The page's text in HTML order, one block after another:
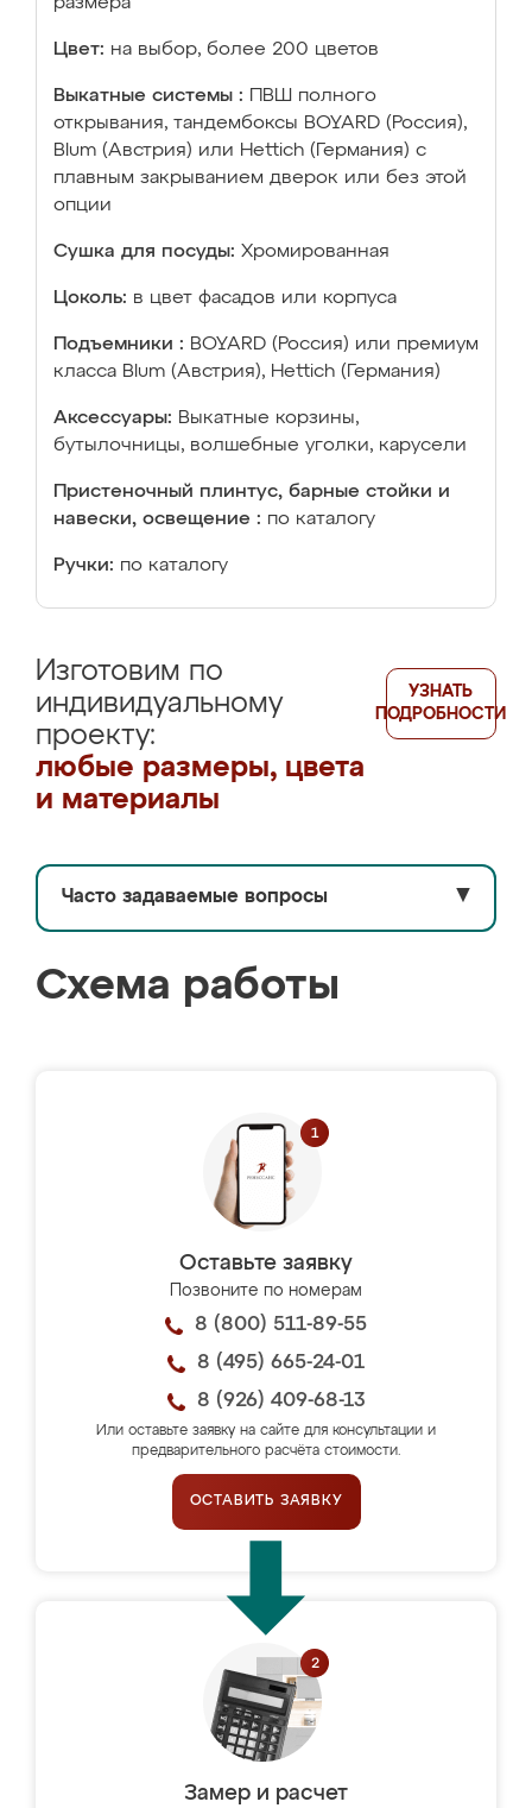
Цвет: на выбор, более 200 цветов
Выкатные системы :
ПВШ полного
открывания, тандембоксы BOYARD (Россия),
Blum (Австрия) или Hettich (Германия) с
плавным закрыванием дверок или без этой
опции
Сушка для посуды: Хромированная
Цоколь: в цвет фасадов или корпуса
Подъемники : BOYARD (Россия) или премиум
класса Blum (Австрия), Hettich (Германия)
Аксессуары: Выкатные корзины,
бутылочницы, волшебные уголки, карусели
Пристеночный плинтус, барные стойки и
навески, освещение : по каталогу
Ручки: по каталогу
Изготовим по
индивидуальному
проекту:
любые размеры, цвета
и материалы
УЗНАТЬ
ПОДРОБНОСТИ
Часто задаваемые вопросы ▼
Схема работы
Оставьте заявку
Позвоните по номерам
8 (800) 511-89-55
8 (495) 665-24-01
8 (926) 409-68-13
Или оставьте заявку на сайте для консультации и
предварительного расчёта стоимости.
ОСТАВИТЬ ЗАЯВКУ
Замер и расчет